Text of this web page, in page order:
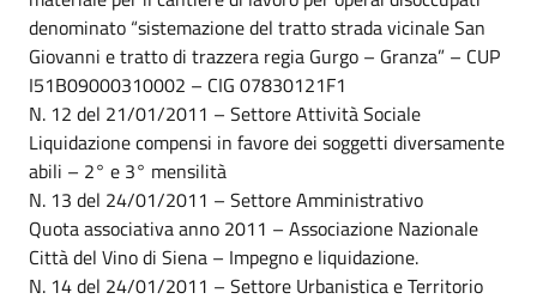
denominato “sistemazione del tratto strada vicinale San
Giovanni e tratto di trazzera regia Gurgo – Granza” – CUP
I51B09000310002 – CIG 07830121F1
N. 12 del 21/01/2011 – Settore Attività Sociale
Liquidazione compensi in favore dei soggetti diversamente
abili – 2° e 3° mensilità
N. 13 del 24/01/2011 – Settore Amministrativo
Quota associativa anno 2011 – Associazione Nazionale
Città del Vino di Siena – Impegno e liquidazione.
N. 14 del 24/01/2011 – Settore Urbanistica e Territorio